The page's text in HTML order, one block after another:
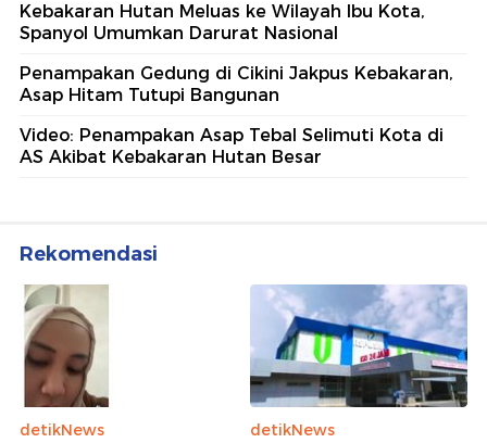
Kebakaran Hutan Meluas ke Wilayah Ibu Kota,
Spanyol Umumkan Darurat Nasional
Penampakan Gedung di Cikini Jakpus Kebakaran,
Asap Hitam Tutupi Bangunan
Video: Penampakan Asap Tebal Selimuti Kota di
AS Akibat Kebakaran Hutan Besar
Rekomendasi
detikNews
detikNews